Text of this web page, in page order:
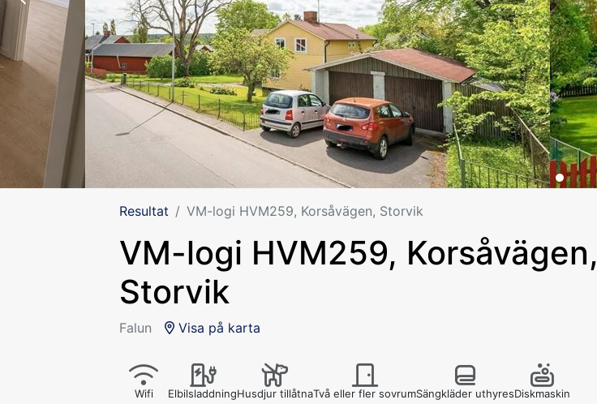
Resultat VM-logi HVM259, Korsåvägen, Storvik
VM-logi HVM259, Korsåvägen,
Storvik
Falun Visa på karta
Wifi ElbilsladdningHusdjur tillåtnaTvå eller fler sovrumSängkläder uthyresDiskmaskin